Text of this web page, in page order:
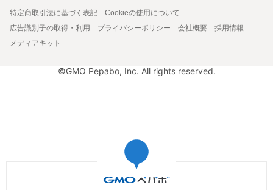
特定商取引法に基づく表記
Cookieの使用について
広告識別子の取得・利用
プライバシーポリシー 会社概要
採用情報
メディアキット
©GMO Pepabo, Inc. All rights reserved.